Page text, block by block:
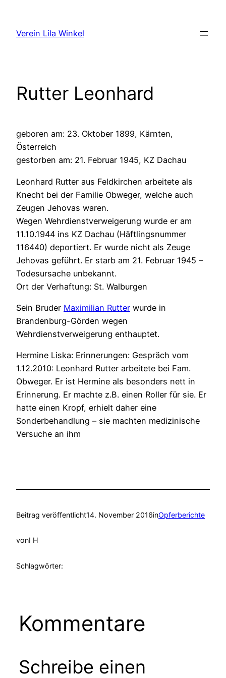
springen
Verein Lila Winkel
Rutter Leonhard
geboren am: 23. Oktober 1899, Kärnten,
Österreich
gestorben am: 21. Februar 1945, KZ Dachau
Leonhard Rutter aus Feldkirchen arbeitete als
Knecht bei der Familie Obweger, welche auch
Zeugen Jehovas waren.
Wegen Wehrdienstverweigerung wurde er am
11.10.1944 ins KZ Dachau (Häftlingsnummer
116440) deportiert. Er wurde nicht als Zeuge
Jehovas geführt. Er starb am 21. Februar 1945 –
Todesursache unbekannt.
Ort der Verhaftung: St. Walburgen
Sein Bruder Maximilian Rutter wurde in
Brandenburg-Görden wegen
Wehrdienstverweigerung enthauptet.
Hermine Liska: Erinnerungen: Gespräch vom
1.12.2010: Leonhard Rutter arbeitete bei Fam.
Obweger. Er ist Hermine als besonders nett in
Erinnerung. Er machte z.B. einen Roller für sie. Er
hatte einen Kropf, erhielt daher eine
Sonderbehandlung – sie machten medizinische
Versuche an ihm
Beitrag veröffentlicht14. November 2016inOpferberichte
vonI H
Schlagwörter:
Kommentare
Schreibe einen